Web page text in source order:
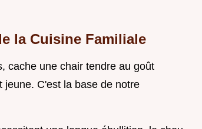
la Cuisine Familiale
cache une chair tendre au goût
jeune. C'est la base de notre